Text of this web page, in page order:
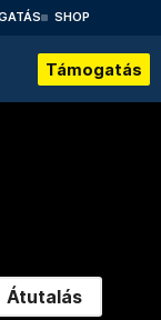
SHOP
Támogatás
Átutalás